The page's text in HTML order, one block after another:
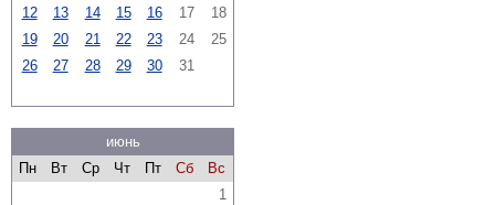
12
13 14 15 16 17
18
19
20 21 22 23 24
25
26
27 28 29 30 31
июнь
Пн
Вт Ср Чт Пт Сб
Вс
1